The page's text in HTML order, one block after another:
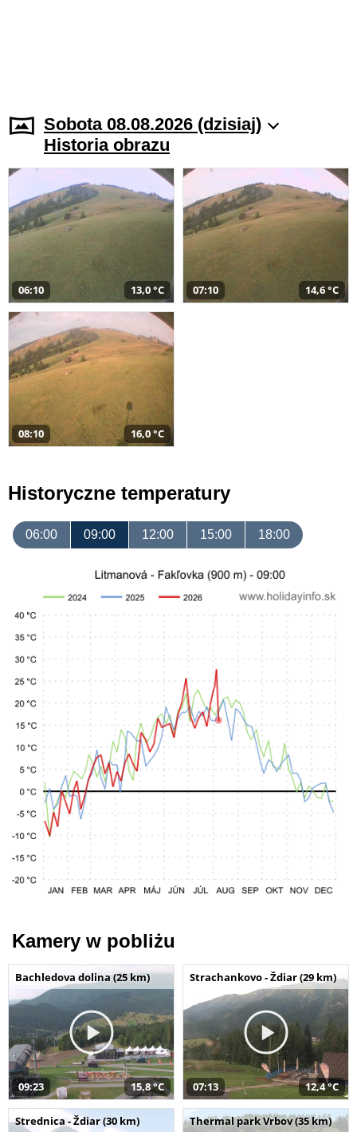
Sobota 08.08.2026 (dzisiaj)
Historia obrazu
06:10 13,0 °C 07:10 14,6 °C
08:10 16,0 °C
Historyczne temperatury
06:00 09:00 12:00 15:00 18:00
Kamery w pobliżu
Bachledova dolina (25 km)
09:23 15,8 °C
Strachankovo - Ždiar (29 km)
07:13 12,4 °C
Strednica - Ždiar (30 km) Thermal park Vrbov (35 km)